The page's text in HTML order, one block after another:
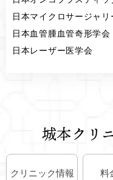
日本マイクロサージャリ
日本血管腫血管奇形学会
日本レーザー医学会
城本クリ
クリニック情報 料